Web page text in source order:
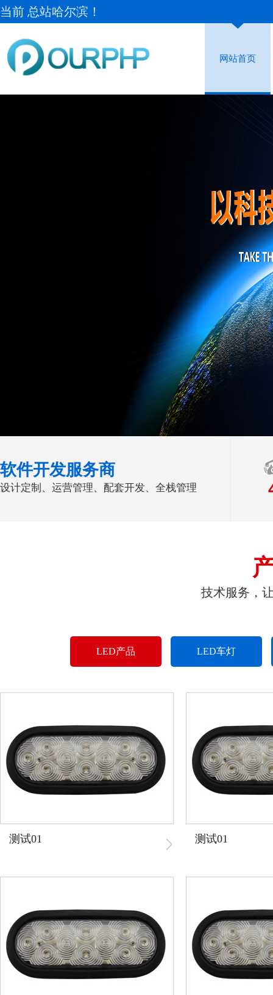
当前 总站哈尔滨！
网站首页
软件开发服务商
设计定制、运营管理、配套开发、全栈管理
技术服务，
LED产品 LED车灯
测试01 测试01